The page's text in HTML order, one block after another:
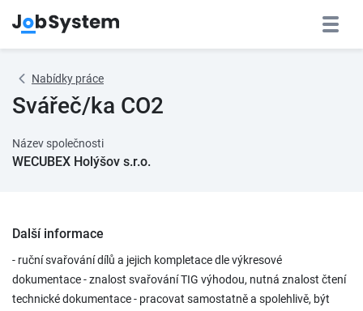
Nabídky práce
Svářeč/ka CO2
Název společnosti
WECUBEX Holýšov s.r.o.
Další informace
- ruční svařování dílů a jejich kompletace dle výkresové
dokumentace - znalost svařování TIG výhodou, nutná znalost čtení
technické dokumentace - pracovat samostatně a spolehlivě, být